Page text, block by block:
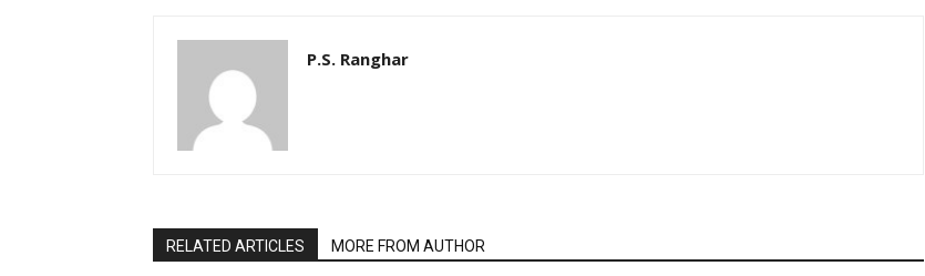
P.S. Ranghar
RELATED ARTICLES MORE FROM AUTHOR